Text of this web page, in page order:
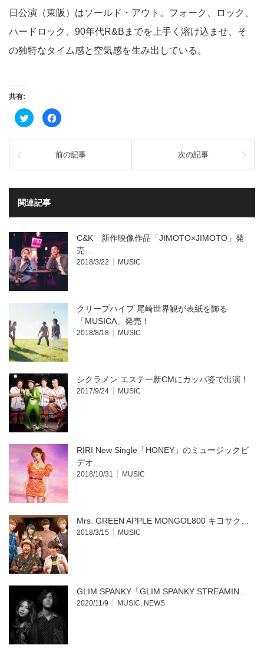
日公演（東阪）はソールド・アウト。フォーク、ロック、
ハードロック、90年代R&Bまでを上手く溶け込ませ、そ
の独特なタイム感と空気感を生み出している。
共有:
ク
リ
共
(新
い
ウ
ウ
で
開
き
ま
す)
Facebook
で
る
に
ク
ッ
(新
し
い
ウ
ィ
ン
ウ
ま
す)
前の記事 次の記事
関連記事
C&K 新作映像作品「JIMOTO×JIMOTO」発
売…
2018/3/22 MUSIC
クリープハイプ 尾崎世界観が表紙を飾る
「MUSICA」発売！
2018/8/18 MUSIC
シクラメン エステー新CMにカッパ姿で出演！
2017/9/24 MUSIC
RIRI New Single「HONEY」のミュージックビ
デオ…
2018/10/31 MUSIC
Mrs. GREEN APPLE MONGOL800 キヨサク…
2018/3/15 MUSIC
GLIM SPANKY「GLIM SPANKY STREAMIN…
2020/11/9 MUSIC, NEWS